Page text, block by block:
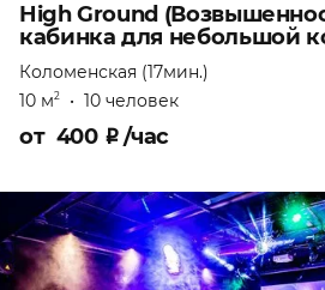
High Ground
кабинка для небольшой
Коломенская (17мин.)
10 м2 • 10 человек
от 400 ₽/час